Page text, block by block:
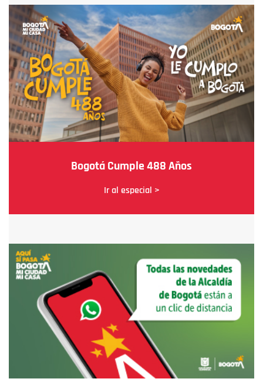
Bogotá Cumple 488 Años
Ir al especial >